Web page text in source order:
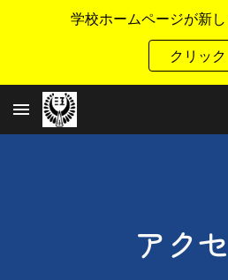
学校ホームページが新し
クリック
アク